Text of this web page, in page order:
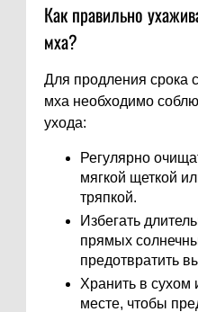
Как правильно
мха?
Для продления срока
мха необходимо
ухода:
Регулярно
мягкой щеткой
тряпкой.
Избегать
прямых
предотвратить
Хранить в сухом
месте, чтобы